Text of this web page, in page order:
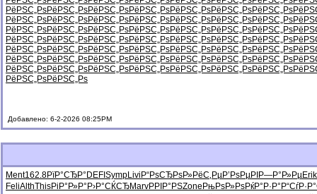
РёРЅС„РѕРёРЅС„РѕРёРЅС„РѕРёРЅС„РѕРёРЅС„РѕРёРЅС„РѕРёРЅС„Рѕ
РёРЅС„РѕРёРЅС„РѕРёРЅС„РѕРёРЅС„РѕРёРЅС„РѕРёРЅС„РѕРёРЅС„Рѕ
РёРЅС„РѕРёРЅС„РѕРёРЅС„РѕРёРЅС„РѕРёРЅС„РѕРёРЅС„РѕРёРЅС„Рѕ
РёРЅС„РѕРёРЅС„РѕРёРЅС„РѕРёРЅС„РѕРёРЅС„РѕРёРЅС„РѕРёРЅС„Рѕ
РёРЅС„РѕРёРЅС„РѕРёРЅС„РѕРёРЅС„РѕРёРЅС„РѕРёРЅС„РѕРёРЅС„Рѕ
РёРЅС„РѕРёРЅС„РѕРёРЅС„РѕРёРЅС„РѕРёРЅС„РѕРёРЅС„РѕРёРЅС„Рѕ
РёРЅС„РѕРёРЅС„РѕРёРЅС„РѕРёРЅС„РѕРёРЅС„РѕРёРЅС„РѕРёРЅС„Рѕ
РёРЅС„РѕРёРЅС„Рѕ
Добавлено: 6-2-2026 08:25PM
Ment162.8РїР°СЂР° DEFI SympLivi Р“РѕСЂРѕР»РёС‚РµР’РѕРµРІ Р—Р°Р»РµErik
FeliAlthThisРіР°Р»Р° Р›Р°СЌСЂMarvРРІР°РЅZone РњРѕР»РѕРќР°Р·Р° Р“СѓР·Р°